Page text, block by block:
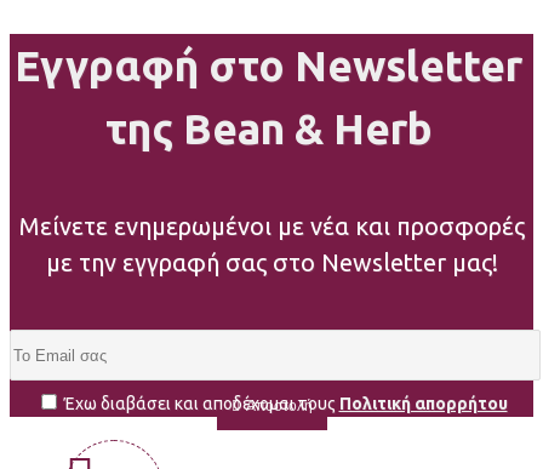
Εγγραφή στο Newsletter
της Bean & Herb
Μείνετε ενημερωμένοι με νέα και προσφορές
με την εγγραφή σας στο Newsletter μας!
Αποστολή
Έχω διαβάσει και αποδέχομαι τους Πολιτική απορρήτου